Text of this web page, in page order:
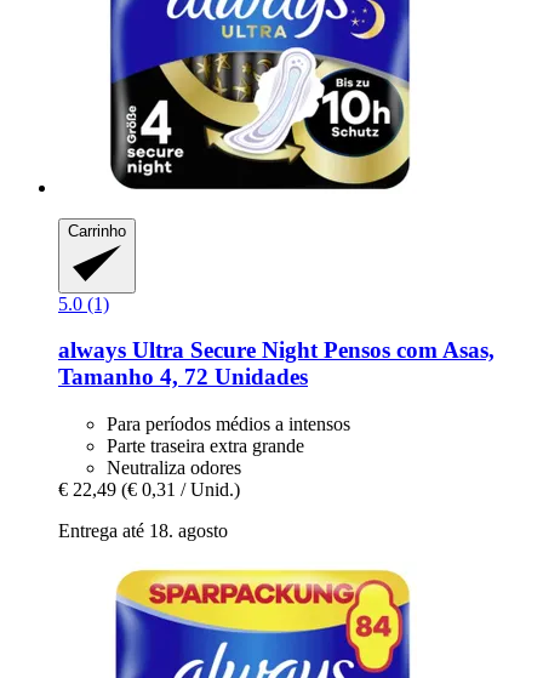
Carrinho
5.0 (1)
always Ultra Secure Night Pensos com Asas,
Tamanho 4, 72 Unidades
Para períodos médios a intensos
Parte traseira extra grande
Neutraliza odores
€ 22,49 (€ 0,31 / Unid.)
Entrega até 18. agosto